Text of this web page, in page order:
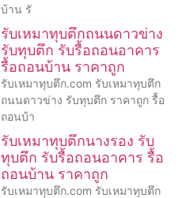
บ้าน รั
รับเหมาทุบตึกถนนดาวข่าง
รับทุบตึก รับรื้อถอนอาคาร
รื้อถอนบ้าน ราคาถูก
รับเหมาทุบตึก.com รับเหมาทุบตึก
ถนนดาวข่าง รับทุบตึก ราคาถูก รื้อ
ถอนบ้า
รับเหมาทุบตึกนางรอง รับ
ทุบตึก รับรื้อถอนอาคาร รื้อ
ถอนบ้าน ราคาถูก
รับเหมาทุบตึก.com รับเหมาทุบตึก